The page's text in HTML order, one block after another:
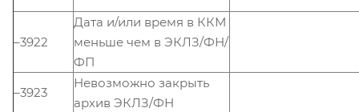
–3922
Дата и/или время в ККМ
меньше чем в ЭКЛЗ/ФН/
ФП
–3923
Невозможно закрыть
архив ЭКЛЗ/ФН